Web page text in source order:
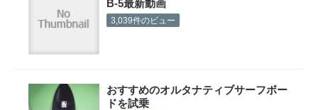
B-5最新動画
3,039件のビュー
おすすめのオルタナティブサーフボー
ドを試乗